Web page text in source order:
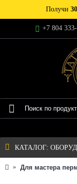
Получи
+7 804
КАТАЛОГ:
Для мастера